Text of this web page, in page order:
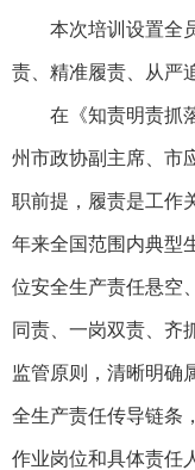
本次培训设置全员
责、精准履责、从严
在《知责明责抓落
州市政协副主席、市
职前提，履责是工作
年来全国范围内典型
位安全生产责任悬空
同责、一岗双责、齐
监管原则，清晰明确
全生产责任传导链条
作业岗位和具体责任